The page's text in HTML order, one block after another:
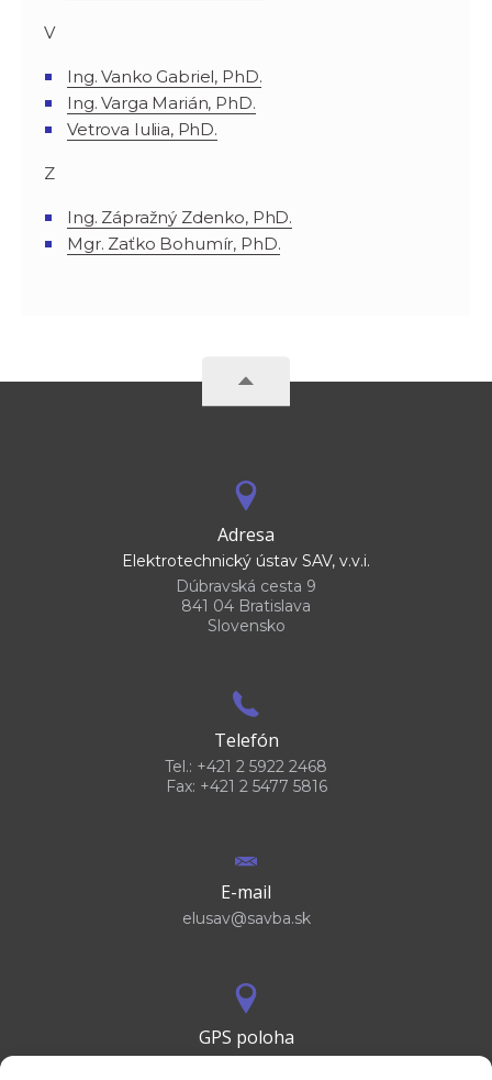
V
Ing. Vanko Gabriel, PhD.
Ing. Varga Marián, PhD.
Vetrova Iuliia, PhD.
Z
Ing. Zápražný Zdenko, PhD.
Mgr. Zaťko Bohumír, PhD.
Adresa
Elektrotechnický ústav SAV, v.v.i.
Dúbravská cesta 9
841 04 Bratislava
Slovensko
Telefón
Tel.: +421 2 5922 2468
Fax: +421 2 5477 5816
E-mail
elusav@savba.sk
GPS poloha